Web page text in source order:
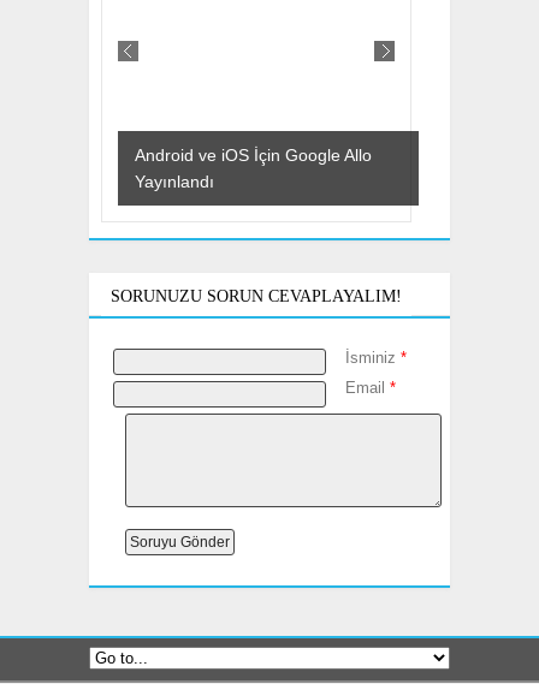
Android ve iOS İçin Google Allo
Yayınlandı
SORUNUZU SORUN CEVAPLAYALIM!
İsminiz *
Email *